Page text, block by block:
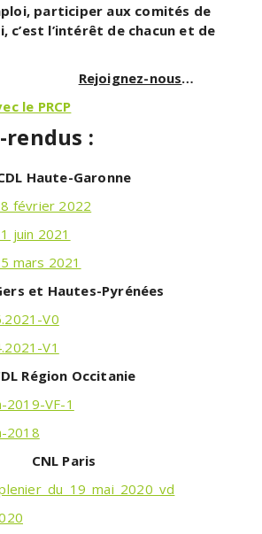
participer aux comités de
c’est l’intérêt de chacun et de
Rejoignez-nous…
le PRCP
rendus :
Haute-Garonne
février 2022
juin 2021
mars 2021
et Hautes-Pyrénées
V0
V1
Région Occitanie
2019-VF-1
2018
CNL Paris